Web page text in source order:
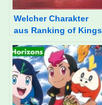
Welcher Charakter
aus Ranking of Kings